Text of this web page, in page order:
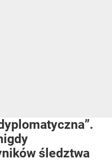
śledztwa